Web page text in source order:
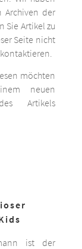
Archiven der
Sie Artikel zu
Seite nicht
möchten
neuen
Artikels
ist der